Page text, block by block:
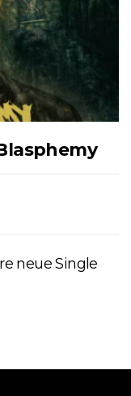
neue Single